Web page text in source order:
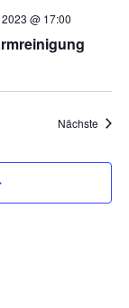
@ 17:00
Nächste